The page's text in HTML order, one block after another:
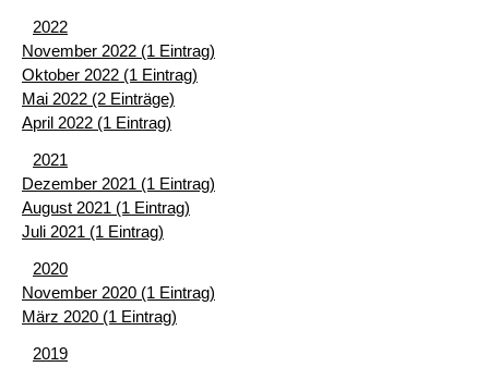
2022
November 2022 (1 Eintrag)
Oktober 2022 (1 Eintrag)
Mai 2022 (2 Einträge)
April 2022 (1 Eintrag)
2021
Dezember 2021 (1 Eintrag)
August 2021 (1 Eintrag)
Juli 2021 (1 Eintrag)
2020
November 2020 (1 Eintrag)
März 2020 (1 Eintrag)
2019